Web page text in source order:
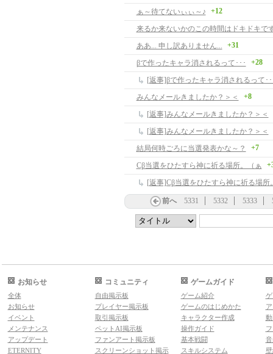
ぁ～待てないぃぃ～♪ +12
来るか来ないかのこの時間はドキドキで
ああ... 申し訳ありません...
+31
βで作ったキャラ消されるって･･･ +28
[返事]βで作ったキャラ消されるって･･
みんなメールきましたか？＞＜
+8
[返事]みんなメールきましたか？＞＜
[返事]みんなメールきましたか？＞＜
結局何時ごろに当選発表かな～？
+7
Cβ当選をひたすら神に祈る場所。（ぁ
[返事]Cβ当選をひたすら神に祈る場所
前へ 5331 5332 5333
お知らせ
全体
お知らせ
イベント
メンテナンス
アップデート
ETERNITY
コミュニティ
自由掲示板
プレイヤー掲示板
取引掲示板
ペットAI掲示板
ファンアート掲示板
スクリーンショット掲示
ゲームガイド
ゲーム紹介
ゲームのはじめかた
キャラクター作成
操作ガイド
基本戦闘
スキルシステム